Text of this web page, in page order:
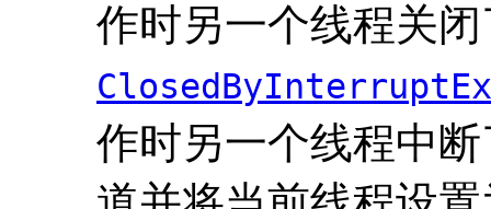
作时另一个线程关
作时另一个线程中